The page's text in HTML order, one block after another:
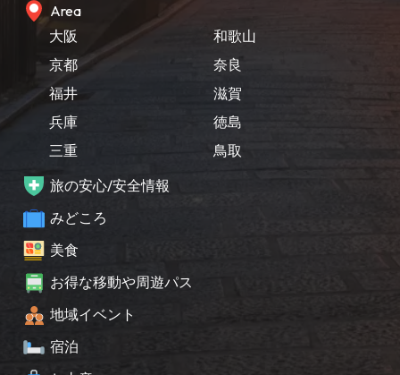
Area
大阪
京都
福井
兵庫
三重
和歌山
奈良
滋賀
徳島
鳥取
旅の安心/安全情報
みどころ
美食
お得な移動や周遊パス
地域イベント
宿泊